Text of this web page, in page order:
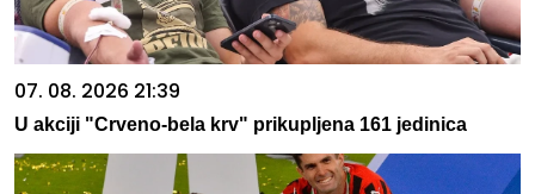
07. 08. 2026 21:39
U akciji "Crveno-bela krv" prikupljena 161 jedinica